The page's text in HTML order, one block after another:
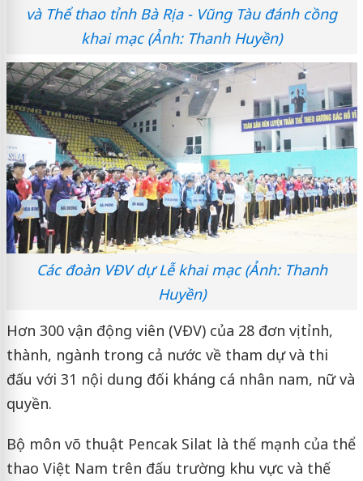
và Thể thao tỉnh Bà Rịa - Vũng Tàu đánh cồng
khai mạc (Ảnh: Thanh Huyền)
Các đoàn VĐV dự Lễ khai mạc (Ảnh: Thanh
Huyền)
Hơn 300 vận động viên (VĐV) của 28 đơn vị tỉnh,
thành, ngành trong cả nước về tham dự và thi
đấu với 31 nội dung đối kháng cá nhân nam, nữ và
quyền.
Bộ môn võ thuật Pencak Silat là thế mạnh của thể
thao Việt Nam trên đấu trường khu vực và thế